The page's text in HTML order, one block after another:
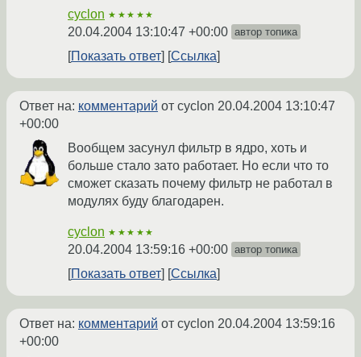
cyclon ★★★★★
20.04.2004 13:10:47 +00:00 автор топика
Показать ответ Ссылка
Ответ на: комментарий от cyclon 20.04.2004 13:10:47
+00:00
Вообщем засунул фильтр в ядро, хоть и
больше стало зато работает. Но если что то
сможет сказать почему фильтр не работал в
модулях буду благодарен.
cyclon ★★★★★
20.04.2004 13:59:16 +00:00 автор топика
Показать ответ Ссылка
Ответ на: комментарий от cyclon 20.04.2004 13:59:16
+00:00